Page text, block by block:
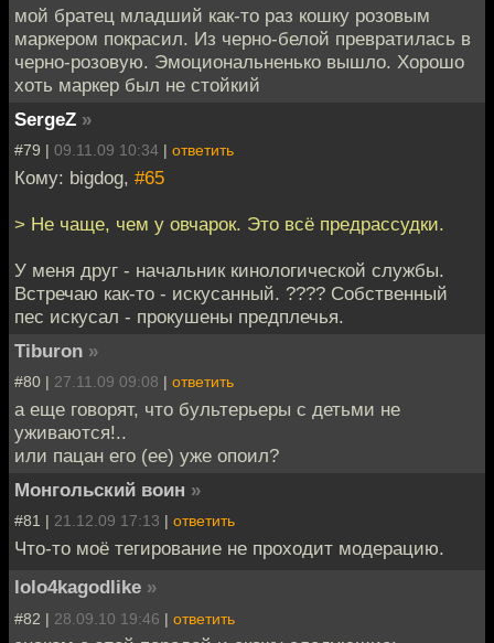
мой братец младший как-то раз кошку розовым
маркером покрасил. Из черно-белой превратилась в
черно-розовую. Эмоциональненько вышло. Хорошо
хоть маркер был не стойкий
SergeZ »
#79 | 09.11.09 10:34 | ответить
Кому: bigdog, #65
> Не чаще, чем у овчарок. Это всё предрассудки.
У меня друг - начальник кинологической службы.
Встречаю как-то - искусанный. ???? Собственный
пес искусал - прокушены предплечья.
Tiburon »
#80 | 27.11.09 09:08 | ответить
а еще говорят, что бультерьеры с детьми не
уживаются!..
или пацан его (ее) уже опоил?
Монгольский воин »
#81 | 21.12.09 17:13 | ответить
Что-то моё тегирование не проходит модерацию.
lolo4kagodlike »
#82 | 28.09.10 19:46 | ответить